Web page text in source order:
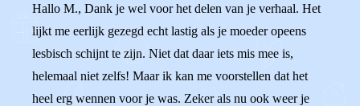
Hallo M., Dank je wel voor het delen van je verhaal. Het
lijkt me eerlijk gezegd echt lastig als je moeder opeens
lesbisch schijnt te zijn. Niet dat daar iets mis mee is,
helemaal niet zelfs! Maar ik kan me voorstellen dat het
heel erg wennen voor je was. Zeker als nu ook weer je